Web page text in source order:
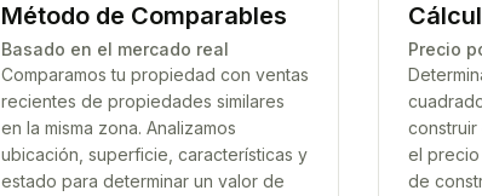
Método de Comparables
Basado en el mercado real
Comparamos tu propiedad con ventas
recientes de propiedades similares
en la misma zona. Analizamos
ubicación, superficie, características y
estado para determinar un valor de
Precio
construir
el
de